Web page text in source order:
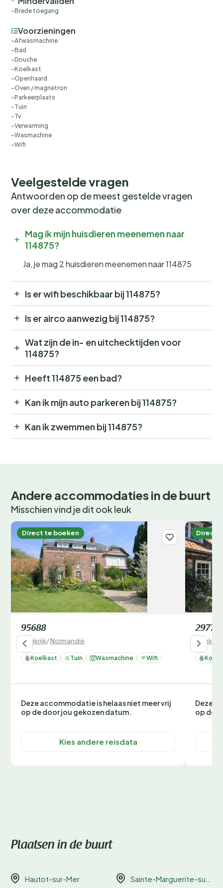
Brede toegang
Voorzieningen
Afwasmachine
Bad
Douche
Koelkast
Openhaard
Oven / magnetron
Parkeerplaats
Tuin
Tv
Verwarming
Wasmachine
Wifi
Veelgestelde vragen
Antwoorden op de meest gestelde vragen
over deze accommodatie
Mag ik mijn huisdieren meenemen naar
114875?
Ja, je mag 2 huisdieren meenemen naar 114875
Is er wifi beschikbaar bij 114875?
Is er airco aanwezig bij 114875?
Wat zijn de in- en uitchecktijden voor
114875?
Heeft 114875 een bad?
Kan ik mijn auto parkeren bij 114875?
Kan ik zwemmen bij 114875?
Andere accommodaties in de buurt
Misschien vind je dit ook leuk
Direct te boeken
95688
Frankrijk/Normandië
Koelkast Tuin Wasmachine Wifi
Deze accommodatie is helaas niet meer vrij
op de door jou gekozen datum.
Kies andere reisdata
Direct
Frankrijk
Deze
op de
Plaatsen in de buurt
Hautot-sur-Mer Sainte-Marguerite-sur-Mer